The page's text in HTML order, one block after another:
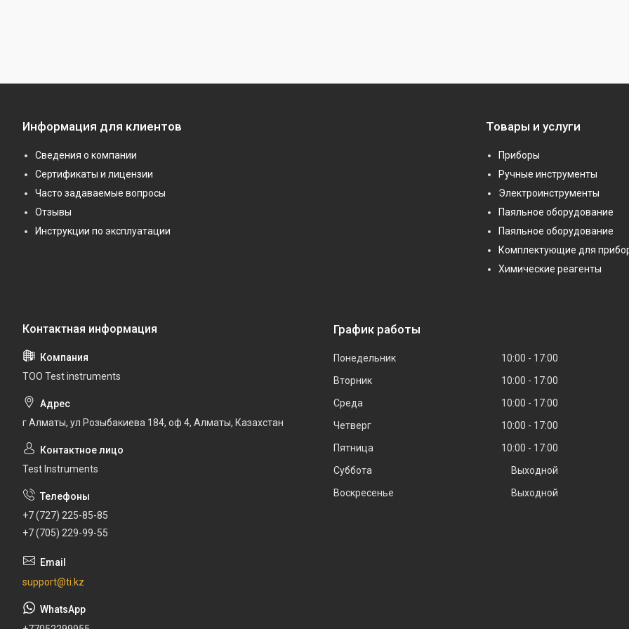
Информация для клиентов
Сведения о компании
Сертификаты и лицензии
Часто задаваемые вопросы
Отзывы
Инструкции по эксплуатации
Товары и услуги
Приборы
Ручные инструменты
Электроинструменты
Паяльное оборудование
Паяльное оборудование
Комплектующие для
Химические реагенты
ТОО Test instruments
г Алматы, ул Розыбакиева 184, оф 4, Алматы, Казахстан
Test Instruments
+7 (727) 225-85-85
+7 (705) 229-99-55
support@ti.kz
График работы
Понедельник 10:00
17:00
Вторник
10:00
17:00
Среда
10:00
17:00
Четверг
10:00
17:00
Пятница
10:00
17:00
Суббота
Выходной
Воскресенье
Выходной